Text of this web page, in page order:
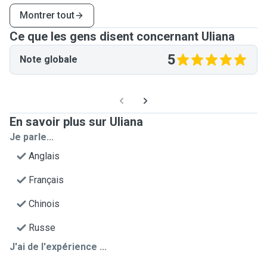
Montrer tout
Ce que les gens disent concernant Uliana
Note globale 5
En savoir plus sur Uliana
Je parle...
Anglais
Français
Chinois
Russe
J'ai de l'expérience ...